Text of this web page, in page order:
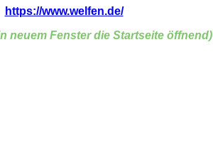
https://www.welfen.de/
neuem Fenster die Startseite öffnend)